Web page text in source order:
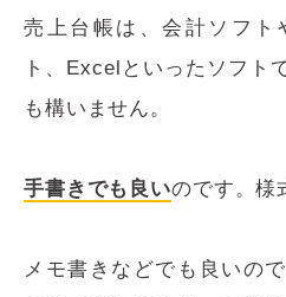
売上台帳は、会計ソフト
ト、Excelといったソフト
も構いません。
手書きでも良いのです。様
メモ書きなどでも良いの